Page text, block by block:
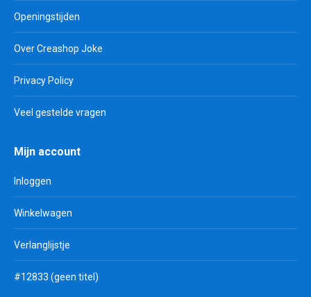
Openingstijden
Over Creashop Joke
Privacy Policy
Veel gestelde vragen
Mijn account
Inloggen
Winkelwagen
Verlanglijstje
#12833 (geen titel)